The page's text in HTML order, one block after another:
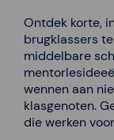
Ontdek korte,
brugklassers
middelbare
wennen aan
klasgenoten.
die werken